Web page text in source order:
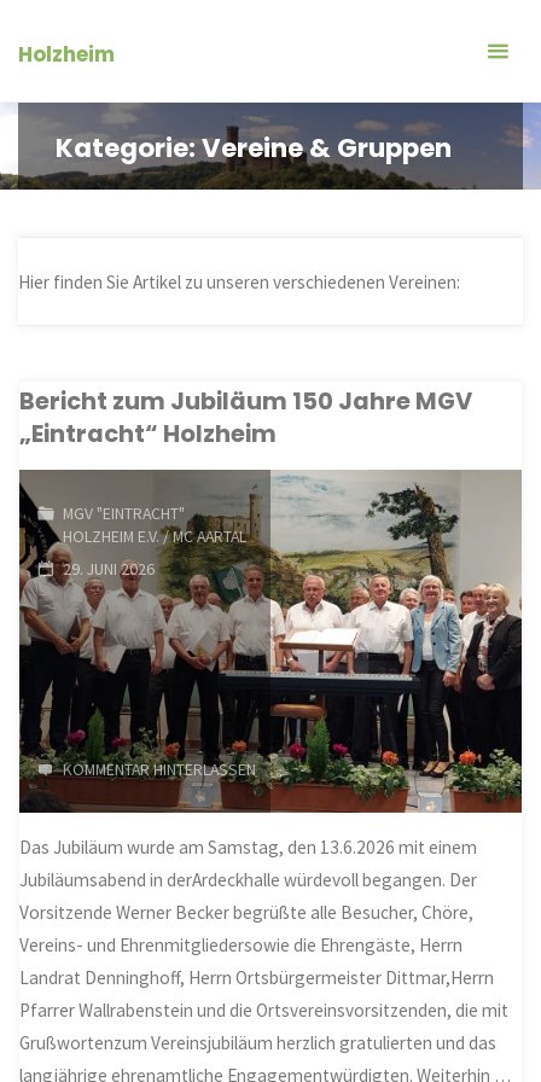
InhaltHolzheim
Kategorie:Vereine & Gruppen
Hier finden Sie Artikel zu unseren verschiedenen Vereinen:
Bericht zum Jubiläum 150 Jahre MGV
„Eintracht“ Holzheim
MGV "EINTRACHT"
HOLZHEIM E.V. / MC AARTAL
29. JUNI 2026
KOMMENTAR HINTERLASSEN
Das Jubiläum wurde am Samstag, den 13.6.2026 mit einem
Jubiläumsabend in derArdeckhalle würdevoll begangen. Der
Vorsitzende Werner Becker begrüßte alle Besucher, Chöre,
Vereins- und Ehrenmitgliedersowie die Ehrengäste, Herrn
Landrat Denninghoff, Herrn Ortsbürgermeister Dittmar,Herrn
Pfarrer Wallrabenstein und die Ortsvereinsvorsitzenden, die mit
Grußwortenzum Vereinsjubiläum herzlich gratulierten und das
langjährige ehrenamtliche Engagementwürdigten. Weiterhin …